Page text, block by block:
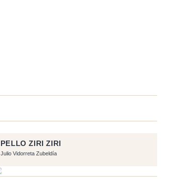
PELLO ZIRI ZIRI
Julio Vidorreta Zubeldía